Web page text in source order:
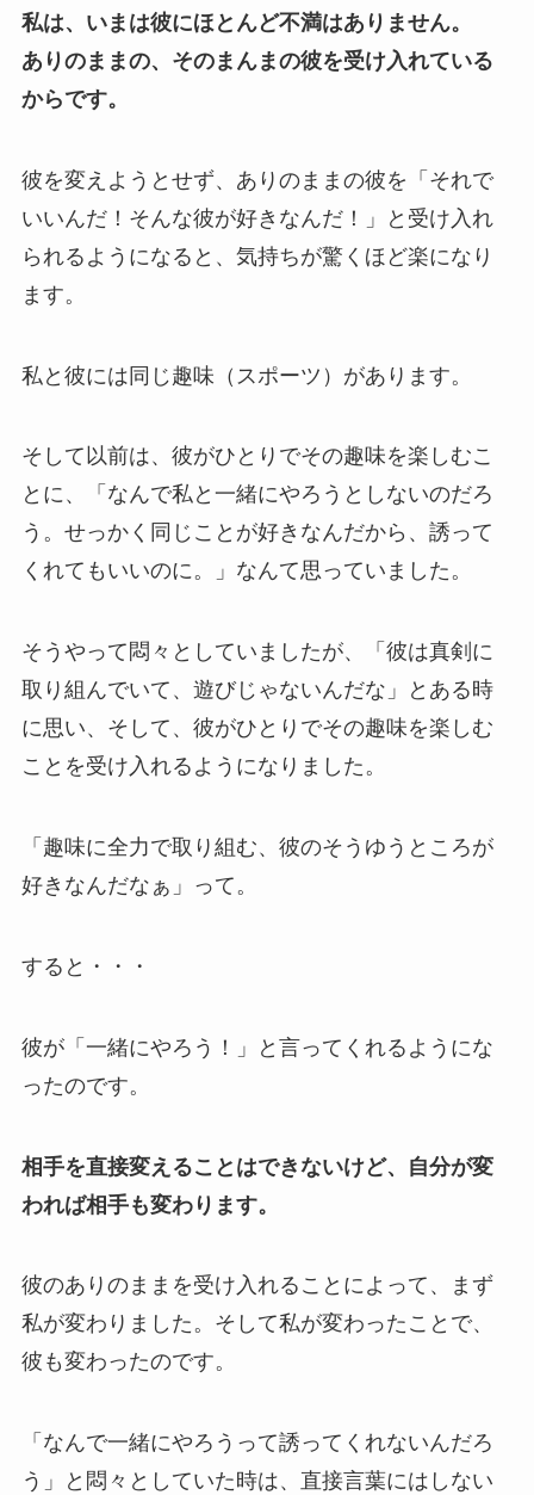
私は、いまは彼にほとんど不満はありません。
ありのままの、そのまんまの彼を受け入れている
からです。
彼を変えようとせず、ありのままの彼を「それで
いいんだ！そんな彼が好きなんだ！」と受け入れ
られるようになると、気持ちが驚くほど楽になり
ます。
私と彼には同じ趣味（スポーツ）があります。
そして以前は、彼がひとりでその趣味を楽しむこ
とに、「なんで私と一緒にやろうとしないのだろ
う。せっかく同じことが好きなんだから、誘って
くれてもいいのに。」なんて思っていました。
そうやって悶々としていましたが、「彼は真剣に
取り組んでいて、遊びじゃないんだな」とある時
に思い、そして、彼がひとりでその趣味を楽しむ
ことを受け入れるようになりました。
「趣味に全力で取り組む、彼のそうゆうところが
好きなんだなぁ」って。
すると・・・
彼が「一緒にやろう！」と言ってくれるようにな
ったのです。
相手を直接変えることはできないけど、自分が変
われば相手も変わります。
彼のありのままを受け入れることによって、まず
私が変わりました。そして私が変わったことで、
彼も変わったのです。
「なんで一緒にやろうって誘ってくれないんだろ
う」と悶々としていた時は、直接言葉にはしない